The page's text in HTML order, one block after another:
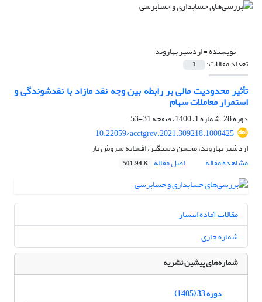
نویسنده =اردشیر بهاروند
تعداد مقالات: 1
تأثیر محدودیت مالی بر رابطه بین وجه نقد مازاد با نقدشوندگی و
استمرار معاملات سهام
دوره 28، شماره 1، 1400، صفحه
31-53
10.22059/acctgrev.2021.309218.1008425
اردشیر بهاروند، محسن دستگیر، افسانه سروش یار
مشاهده مقاله
اصل مقاله 501.94 K
مقالات آماده انتشار
شماره جاری
شماره‌های پیشین نشریه
دوره 33 (1405)